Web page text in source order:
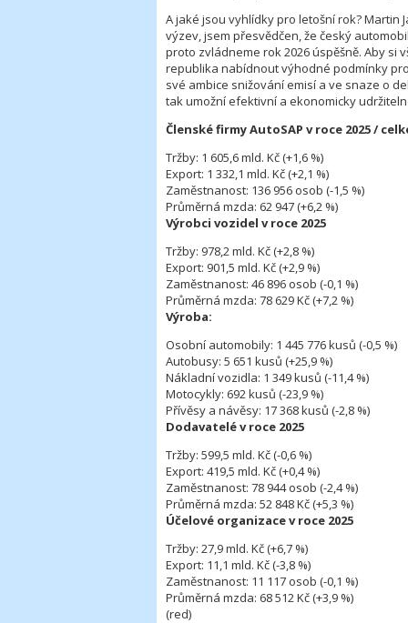
A jaké jsou vyhlídky pro letošní rok? Martin
výzev, jsem přesvědčen, že český
proto zvládneme rok 2026 úspěšně. Aby si
republika nabídnout výhodné podmínky
své ambice snižování emisí a ve snaze o
tak umožní efektivní a ekonomicky
Členské firmy AutoSAP v roce 2025 /
Tržby: 1 605,6 mld. Kč (+1,6 %)
Export: 1 332,1 mld. Kč (+2,1 %)
Zaměstnanost: 136 956 osob (-1,5 %)
Průměrná mzda: 62 947 (+6,2 %)
Výrobci vozidel v roce 2025
Tržby: 978,2 mld. Kč (+2,8 %)
Export: 901,5 mld. Kč (+2,9 %)
Zaměstnanost: 46 896 osob (-0,1 %)
Průměrná mzda: 78 629 Kč (+7,2 %)
Výroba:
Osobní automobily: 1 445 776 kusů (-0,5 %)
Autobusy: 5 651 kusů (+25,9 %)
Nákladní vozidla: 1 349 kusů (-11,4 %)
Motocykly: 692 kusů (-23,9 %)
Přívěsy a návěsy: 17 368 kusů (-2,8 %)
Dodavatelé v roce 2025
Tržby: 599,5 mld. Kč (-0,6 %)
Export: 419,5 mld. Kč (+0,4 %)
Zaměstnanost: 78 944 osob (-2,4 %)
Průměrná mzda: 52 848 Kč (+5,3 %)
Účelové organizace v roce 2025
Tržby: 27,9 mld. Kč (+6,7 %)
Export: 11,1 mld. Kč (-3,8 %)
Zaměstnanost: 11 117 osob (-0,1 %)
Průměrná mzda: 68 512 Kč (+3,9 %)
(red)